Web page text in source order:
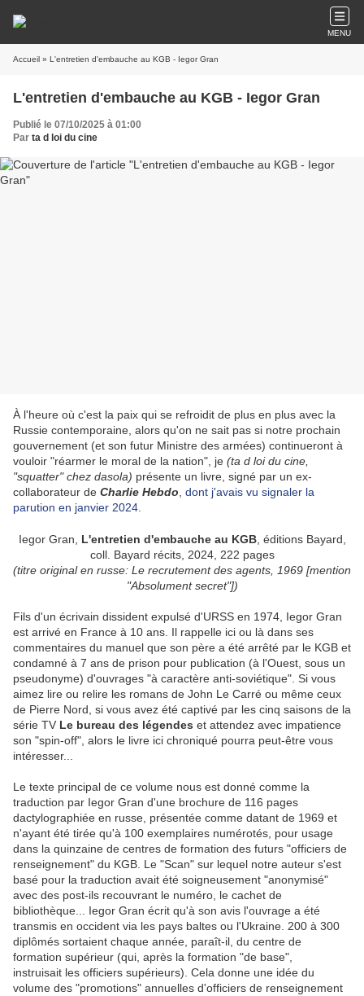
MENU
Accueil » L'entretien d'embauche au KGB - Iegor Gran
L'entretien d'embauche au KGB - Iegor Gran
Publié le 07/10/2025 à 01:00
Par ta d loi du cine
À l'heure où c'est la paix qui se refroidit de plus en plus avec la
Russie contemporaine, alors qu'on ne sait pas si notre prochain
gouvernement (et son futur Ministre des armées) continueront à
vouloir "réarmer le moral de la nation", je (ta d loi du cine,
"squatter" chez dasola) présente un livre, signé par un ex-
collaborateur de Charlie Hebdo dont j'avais vu signaler la
parution en janvier 2024
Iegor Gran, L'entretien d'embauche au KGB, éditions Bayard,
coll. Bayard récits, 2024, 222 pages
(titre original en russe: Le recrutement des agents, 1969 [mention
"Absolument secret"])
Fils d'un écrivain dissident expulsé d'URSS en 1974, Iegor Gran
est arrivé en France à 10 ans. Il rappelle ici ou là dans ses
commentaires du manuel que son père a été arrêté par le KGB et
condamné à 7 ans de prison pour publication (à l'Ouest, sous un
pseudonyme) d'ouvrages "à caractère anti-soviétique". Si vous
aimez lire ou relire les romans de John Le Carré ou même ceux
de Pierre Nord, si vous avez été captivé par les cinq saisons de la
série TV Le bureau des légendes et attendez avec impatience
son "spin-off", alors le livre ici chroniqué pourra peut-être vous
intéresser...
Le texte principal de ce volume nous est donné comme la
traduction par Iegor Gran d'une brochure de 116 pages
dactylographiée en russe, présentée comme datant de 1969 et
n'ayant été tirée qu'à 100 exemplaires numérotés, pour usage
dans la quinzaine de centres de formation des futurs "officiers de
renseignement" du KGB. Le "Scan" sur lequel notre auteur s'est
basé pour la traduction avait été soigneusement "anonymisé"
avec des post-ils recouvrant le numéro, le cachet de
bibliothèque... Iegor Gran écrit qu'à son avis l'ouvrage a été
transmis en occident via les pays baltes ou l'Ukraine. 200 à 300
diplômés sortaient chaque année, paraît-il, du centre de
formation supérieur (qui, après la formation "de base",
instruisait les officiers supérieurs). Cela donne une idée du
volume des "promotions" annuelles d'officiers de renseignement